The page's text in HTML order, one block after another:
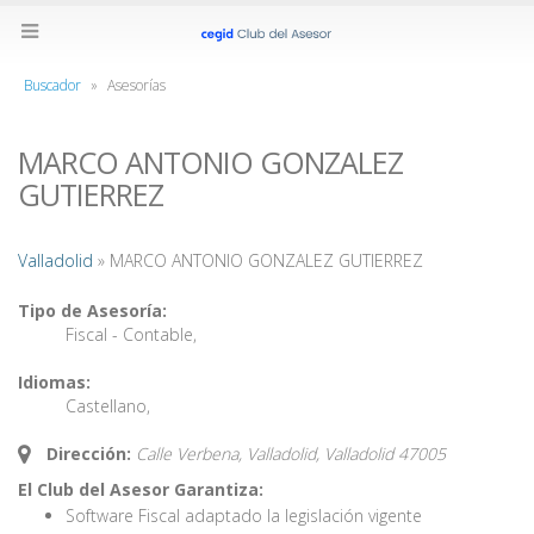
Buscador » Asesorías
MARCO ANTONIO GONZALEZ
GUTIERREZ
Valladolid » MARCO ANTONIO GONZALEZ GUTIERREZ
Tipo de Asesoría:
Fiscal - Contable,
Idiomas:
Castellano,
Dirección: Calle Verbena, Valladolid, Valladolid 47005
El Club del Asesor Garantiza:
Software Fiscal adaptado la legislación vigente